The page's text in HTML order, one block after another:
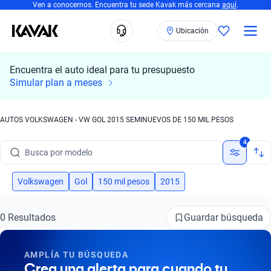
Ven a conocernos. Encuentra tu sede Kavak más cercana aquí.
Ubicación
Encuentra el auto ideal para tu presupuesto
Simular plan a meses
AUTOS VOLKSWAGEN - VW GOL 2015 SEMINUEVOS DE 150 MIL PESOS
Busca por modelo
Busca por versión
Busca por marca
Busca por modelo
4
Volkswagen Gol 150 mil pesos 2015
0 Resultados Guardar búsqueda
AMPLÍA TU BÚSQUEDA